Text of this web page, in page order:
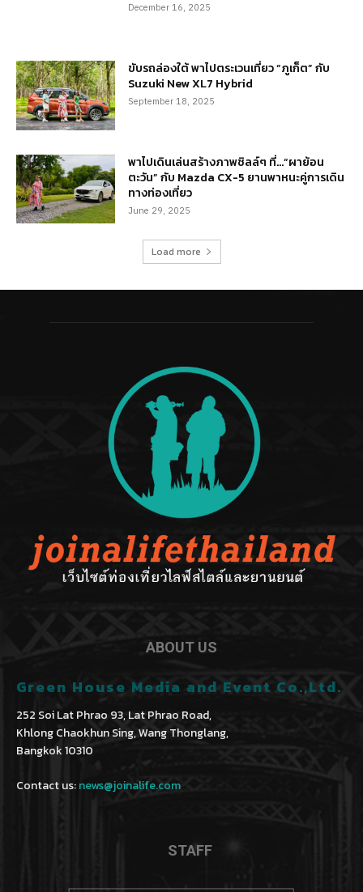
December 16, 2025
ขับรถล่องใต้ พาไปตระเวนเที่ยว “ภูเก็ต” กับ
Suzuki New XL7 Hybrid
September 18, 2025
พาไปเดินเล่นสร้างภาพชิลล์ๆ ที่…“ผาย้อน
ตะวัน” กับ Mazda CX-5 ยานพาหนะคู่การเดิน
ทางท่องเที่ยว
June 29, 2025
Load more
ABOUT US
Green House Media and Event Co.,Ltd.
252 Soi Lat Phrao 93, Lat Phrao Road,
Khlong Chaokhun Sing, Wang Thonglang,
Bangkok 10310
Contact us:news@joinalife.com
STAFF